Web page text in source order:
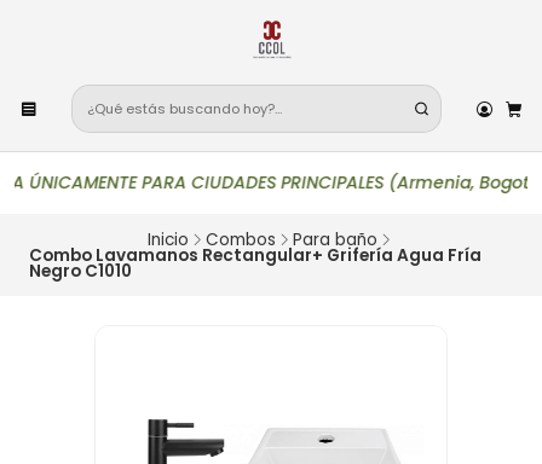
ÚNICAMENTE PARA CIUDADES PRINCIPALES (Armenia,
Inicio Combos Para baño
Combo Lavamanos Rectangular+ Grifería Agua Fría
Negro C1010